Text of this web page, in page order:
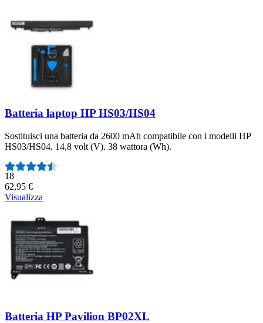
Batteria laptop HP HS03/HS04
Sostituisci una batteria da 2600 mAh compatibile con i modelli HP
HS03/HS04. 14,8 volt (V). 38 wattora (Wh).
Numero di recensioni:
18
62,95 €
Visualizza
Batteria HP Pavilion BP02XL